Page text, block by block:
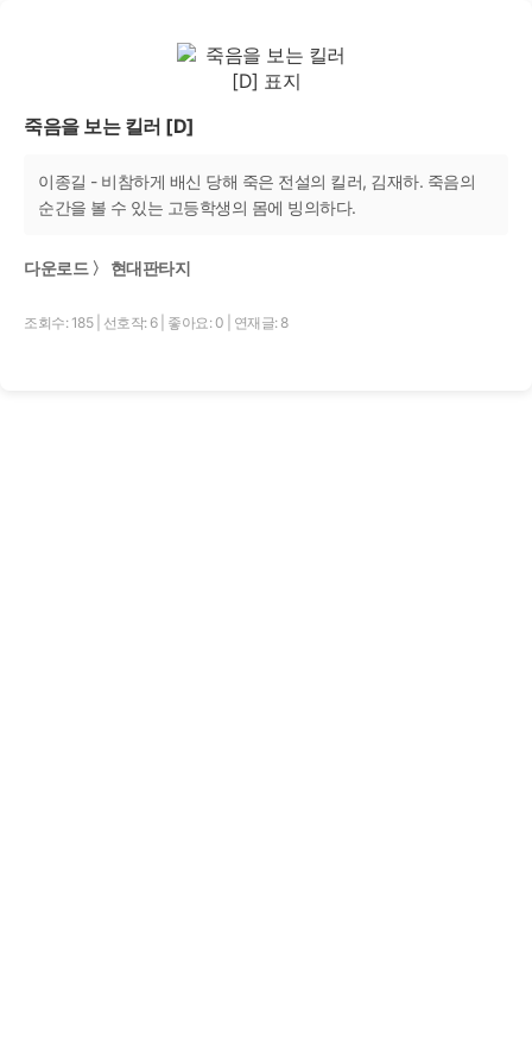
죽음을 보는 킬러 [D]
이종길 - 비참하게 배신 당해 죽은 전설의 킬러, 김재하. 죽음의
순간을 볼 수 있는 고등학생의 몸에 빙의하다.
다운로드 〉 현대판타지
조회수: 185 선호작: 6 좋아요: 0 연재글: 8